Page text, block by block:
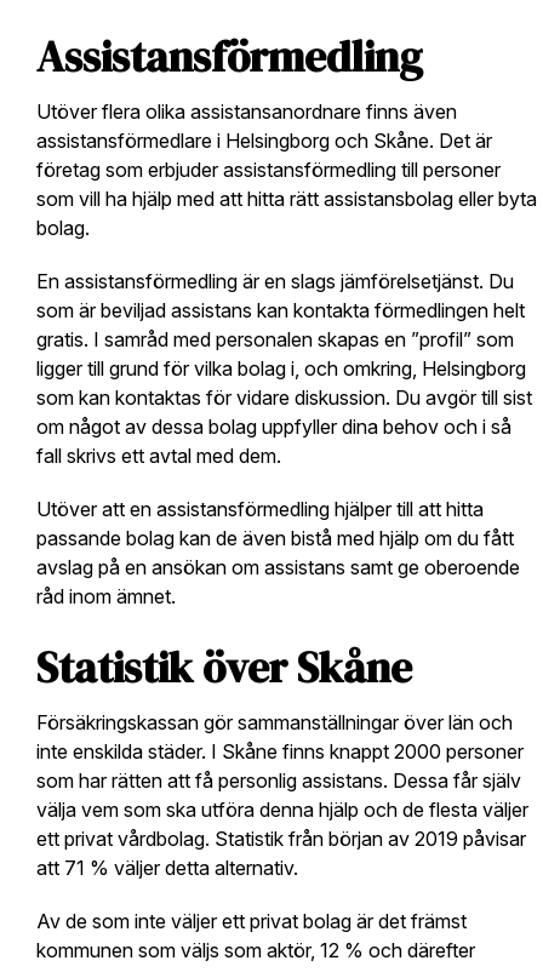
Assistansförmedling
Utöver flera olika assistansanordnare finns även
assistansförmedlare i Helsingborg och Skåne. Det är
företag som erbjuder assistansförmedling till personer
som vill ha hjälp med att hitta rätt assistansbolag eller byta
bolag.
En assistansförmedling är en slags jämförelsetjänst. Du
som är beviljad assistans kan kontakta förmedlingen helt
gratis. I samråd med personalen skapas en ”profil” som
ligger till grund för vilka bolag i, och omkring, Helsingborg
som kan kontaktas för vidare diskussion. Du avgör till sist
om något av dessa bolag uppfyller dina behov och i så
fall skrivs ett avtal med dem.
Utöver att en assistansförmedling hjälper till att hitta
passande bolag kan de även bistå med hjälp om du fått
avslag på en ansökan om assistans samt ge oberoende
råd inom ämnet.
Statistik över Skåne
Försäkringskassan gör sammanställningar över län och
inte enskilda städer. I Skåne finns knappt 2000 personer
som har rätten att få personlig assistans. Dessa får själv
välja vem som ska utföra denna hjälp och de flesta väljer
ett privat vårdbolag. Statistik från början av 2019 påvisar
att 71 % väljer detta alternativ.
Av de som inte väljer ett privat bolag är det främst
kommunen som väljs som aktör, 12 % och därefter